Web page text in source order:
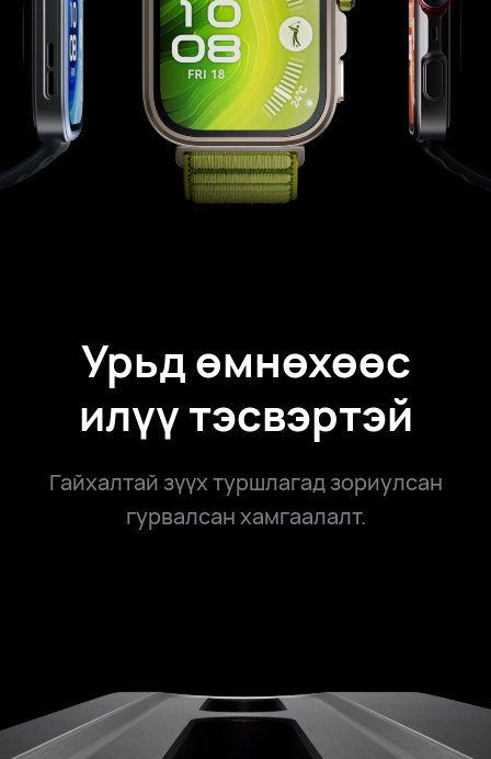
Урьд өмнөхөөс
илүү тэсвэртэй
Гайхалтай зүүх туршлагад зориулсан
гурвалсан хамгаалалт.